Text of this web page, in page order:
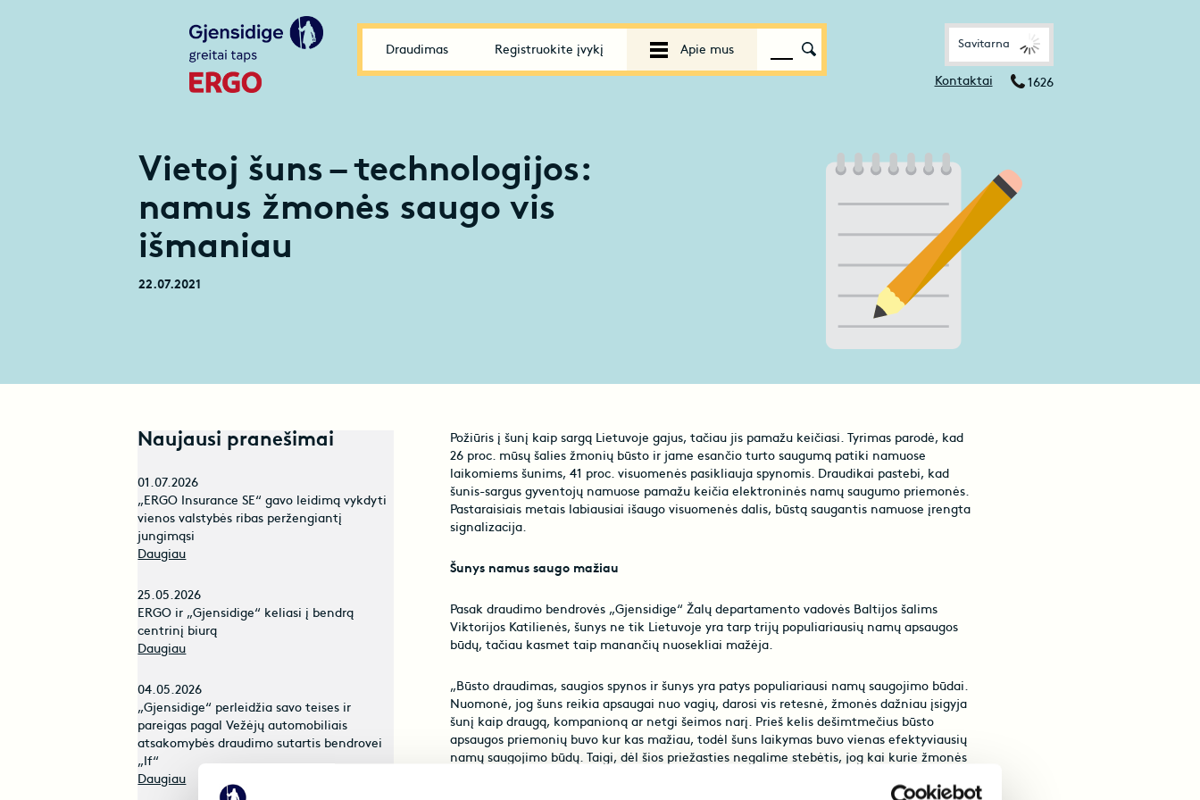
Draudimas Registruokite įvykį Apie mus Savitarna
1626
Kontaktai
Vietoj šuns – technologijos:
namus žmonės saugo vis
išmaniau
22.07.2021
Naujausi pranešimai
01.07.2026
„ERGO Insurance SE“ gavo leidimą vykdyti
vienos valstybės ribas peržengiantį
jungimąsi
Daugiau
25.05.2026
ERGO ir „Gjensidige“ keliasi į bendrą
centrinį biurą
Daugiau
04.05.2026
„Gjensidige“ perleidžia savo teises ir
pareigas pagal Vežėjų automobiliais
atsakomybės draudimo sutartis bendrovei
„If“
Daugiau
Požiūris į šunį kaip sargą Lietuvoje gajus, tačiau jis pamažu keičiasi. Tyrimas parodė, kad
26 proc. mūsų šalies žmonių būsto ir jame esančio turto saugumą patiki namuose
laikomiems šunims, 41 proc. visuomenės pasikliauja spynomis. Draudikai pastebi, kad
šunis-sargus gyventojų namuose pamažu keičia elektroninės namų saugumo priemonės.
Pastaraisiais metais labiausiai išaugo visuomenės dalis, būstą saugantis namuose įrengta
signalizacija.
Šunys namus saugo mažiau
Pasak draudimo bendrovės „Gjensidige“ Žalų departamento vadovės Baltijos šalims
Viktorijos Katilienės, šunys ne tik Lietuvoje yra tarp trijų populiariausių namų apsaugos
būdų, tačiau kasmet taip manančių nuosekliai mažėja.
„Būsto draudimas, saugios spynos ir šunys yra patys populiariausi namų saugojimo būdai.
Nuomonė, jog šuns reikia apsaugai nuo vagių, darosi vis retesnė, žmonės dažniau įsigyja
šunį kaip draugą, kompanioną ar netgi šeimos narį. Prieš kelis dešimtmečius būsto
apsaugos priemonių buvo kur kas mažiau, todėl šuns laikymas buvo vienas efektyviausių
namų saugojimo būdų. Taigi, dėl šios priežasties negalime stebėtis, jog kai kurie žmonės